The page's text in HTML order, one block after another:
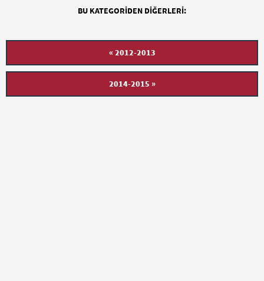
BU KATEGORIDEN DIĞERLERI:
« 2012-2013
2014-2015 »